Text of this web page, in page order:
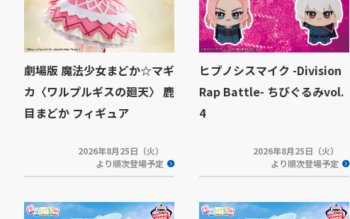
劇場版 魔法少女まどか☆マギ
カ〈ワルプルギスの廻天〉 鹿
目まどか フィギュア
2026年8月25日（火）
より順次登場予定
ヒプノシスマイク -Division
Rap Battle- ちびぐるみvol.
4
2026年8月25日（火）
より順次登場予定